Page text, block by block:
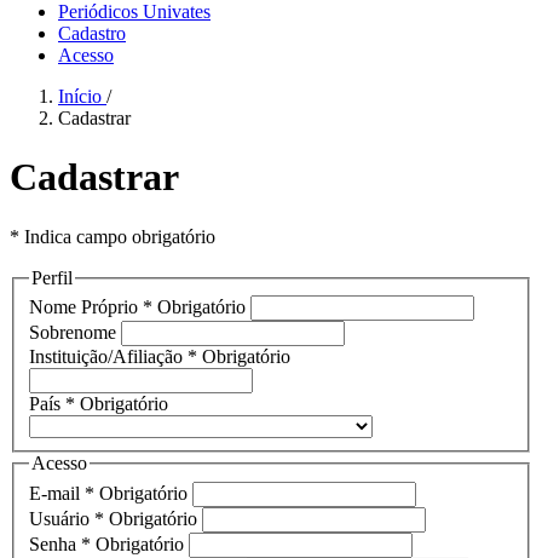
Periódicos Univates
Cadastro
Acesso
Início /
Cadastrar
Cadastrar
* Indica campo obrigatório
Perfil
Nome Próprio * Obrigatório
Sobrenome
Instituição/Afiliação * Obrigatório
País * Obrigatório
Acesso
E-mail * Obrigatório
Usuário * Obrigatório
Senha * Obrigatório